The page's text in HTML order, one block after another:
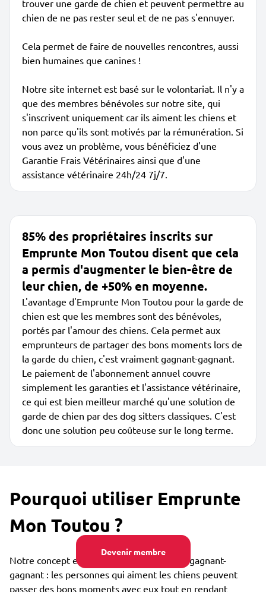
Devenir membre
trouver une garde de chien et peuvent permettre au
chien de ne pas rester seul et de ne pas s'ennuyer.
Cela permet de faire de nouvelles rencontres, aussi
bien humaines que canines !
Notre site internet est basé sur le volontariat. Il n'y a
que des membres bénévoles sur notre site, qui
s'inscrivent uniquement car ils aiment les chiens et
non parce qu'ils sont motivés par la rémunération. Si
vous avez un problème, vous bénéficiez d'une
Garantie Frais Vétérinaires ainsi que d'une
assistance vétérinaire 24h/24 7j/7.
85% des propriétaires inscrits sur
Emprunte Mon Toutou disent que cela
a permis d'augmenter le bien-être de
leur chien, de +50% en moyenne.
L'avantage d'Emprunte Mon Toutou pour la garde de
chien est que les membres sont des bénévoles,
portés par l'amour des chiens. Cela permet aux
emprunteurs de partager des bons moments lors de
la garde du chien, c'est vraiment gagnant-gagnant.
Le paiement de l'abonnement annuel couvre
simplement les garanties et l'assistance vétérinaire,
ce qui est bien meilleur marché qu'une solution de
garde de chien par des dog sitters classiques. C'est
donc une solution peu coûteuse sur le long terme.
Pourquoi utiliser Emprunte
Mon Toutou ?
Notre concept est collaboratif et vraiment gagnant-
gagnant : les personnes qui aiment les chiens peuvent
passer des bons moments avec eux tout en rendant